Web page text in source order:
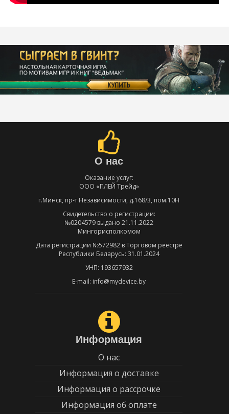
О нас
Оказание услуг:
ООО «ПЛЕЙ Трейд»
г.Минск, пр-т Независимости, д.168/3, пом.10Н
Свидетельство о регистрации:
№0204579 выдано 21.11.2022
Мингорисполкомом
Дата регистрации №572982 в Торговом реестре
Республики Беларусь: 31.01.2024
УНП: 193657932
E-mail: info@mydevice.by
Информация
О нас
Информация о доставке
Информация о рассрочке
Информация об оплате